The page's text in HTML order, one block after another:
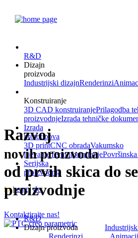
R&D
Dizajn
proizvoda
Industrijski dizajnRenderinzi
Konstruiranje
3D CAD konstruiranjePrilagodba
proizvodnjeIzrada tehničke
Izrada
prototipova
3D printCNC obradaVakumsko
lijevanjeTermoformiranje
Serijska
proizvodnja
hr|eng|de
R&D
Dizajn proizvoda
Renderinzi
Razvoj
novih proizvoda
od prvih skica do
proizvodnje
Kontaktirajte nas!